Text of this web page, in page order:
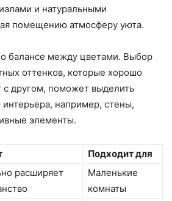
и натуральными
помещению атмосферу уюта.
о балансе между цветами. Выбор
оттенков, которые хорошо
с другом, поможет выделить
например, стены,
элементы.
Подходит для
расширяет
Маленькие
комнаты